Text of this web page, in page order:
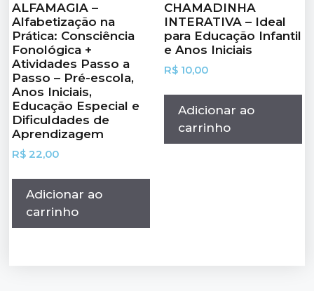
ALFAMAGIA –
Alfabetização na
Prática: Consciência
Fonológica +
Atividades Passo a
Passo – Pré-escola,
Anos Iniciais,
Educação Especial e
Dificuldades de
Aprendizagem
R$ 22,00
Adicionar ao
carrinho
CHAMADINHA
INTERATIVA – Ideal
para Educação Infantil
e Anos Iniciais
R$ 10,00
Adicionar ao
carrinho